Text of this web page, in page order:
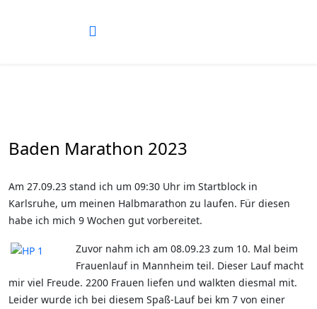
Baden Marathon 2023
Am 27.09.23 stand ich um 09:30 Uhr im Startblock in
Karlsruhe, um meinen Halbmarathon zu laufen. Für diesen
habe ich mich 9 Wochen gut vorbereitet.
Zuvor nahm ich am 08.09.23 zum 10. Mal beim
Frauenlauf in Mannheim teil. Dieser Lauf macht
mir viel Freude. 2200 Frauen liefen und walkten diesmal mit.
Leider wurde ich bei diesem Spaß-Lauf bei km 7 von einer